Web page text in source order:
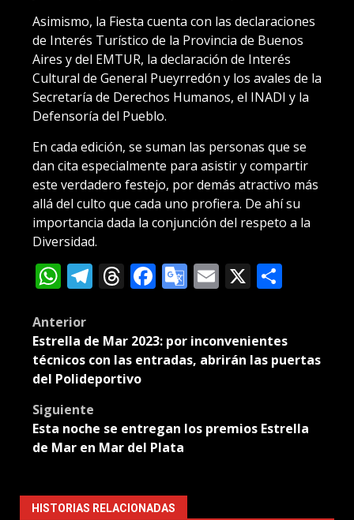
Asimismo, la Fiesta cuenta con las declaraciones
de Interés Turístico de la Provincia de Buenos
Aires y del EMTUR, la declaración de Interés
Cultural de General Pueyrredón y los avales de la
Secretaría de Derechos Humanos, el INADI y la
Defensoría del Pueblo.
En cada edición, se suman las personas que se
dan cita especialmente para asistir y compartir
este verdadero festejo, por demás atractivo más
allá del culto que cada uno profiera. De ahí su
importancia dada la conjunción del respeto a la
Diversidad.
WhatsApp
Telegram
Threads
Facebook
Google
Email
X
Post
navigation
Anterior
Estrella de Mar 2023: por inconvenientes
técnicos con las entradas, abrirán las puertas
del Polideportivo
Siguiente
Esta noche se entregan los premios Estrella
de Mar en Mar del Plata
HISTORIAS RELACIONADAS